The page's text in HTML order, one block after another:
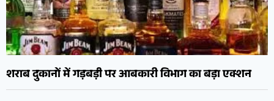
शराब दुकानों में गड़बड़ी पर आबकारी विभाग का बड़ा एक्शन